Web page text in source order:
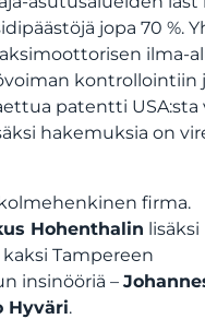
jopa 70 %.
ilma-
kontrollointiin
patentti USA:sta
hakemuksia on
firma.
Hohenthalin lisäksi
Tampereen
insinööriä –
Hyväri.